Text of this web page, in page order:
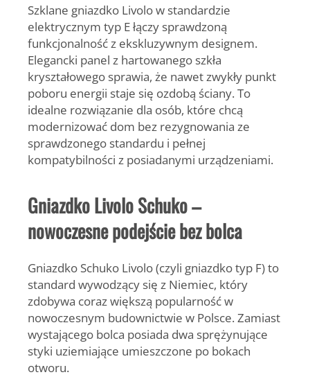
Szklane gniazdko Livolo w standardzie
elektrycznym typ E łączy sprawdzoną
funkcjonalność z ekskluzywnym designem.
Elegancki panel z hartowanego szkła
kryształowego sprawia, że nawet zwykły punkt
poboru energii staje się ozdobą ściany. To
idealne rozwiązanie dla osób, które chcą
modernizować dom bez rezygnowania ze
sprawdzonego standardu i pełnej
kompatybilności z posiadanymi urządzeniami.
Gniazdko Livolo Schuko –
nowoczesne podejście bez bolca
Gniazdko Schuko Livolo (czyli gniazdko typ F) to
standard wywodzący się z Niemiec, który
zdobywa coraz większą popularność w
nowoczesnym budownictwie w Polsce. Zamiast
wystającego bolca posiada dwa sprężynujące
styki uziemiające umieszczone po bokach
otworu.